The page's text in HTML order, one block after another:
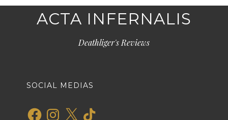
ACTA INFERNALIS
Deathliger's Reviews
SOCIAL MEDIAS
FacebookInstagram
X TikTok